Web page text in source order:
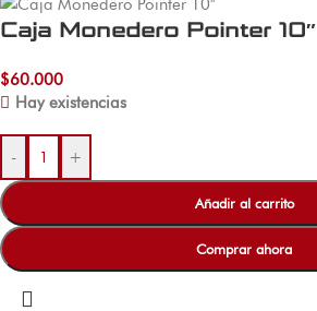
Caja Monedero Pointer 10″
$60.000
Hay existencias
- +
Añadir al carrito
Comprar ahora